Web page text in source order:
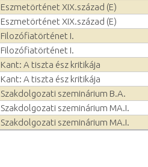
Eszmetörténet XIX.század (E)
Eszmetörténet XIX.század (E)
Filozófiatörténet I.
Filozófiatörténet I.
Kant: A tiszta ész kritikája
Kant: A tiszta ész kritikája
Szakdolgozati szeminárium B.A.
Szakdolgozati szeminárium MA.I.
Szakdolgozati szeminárium MA.I.